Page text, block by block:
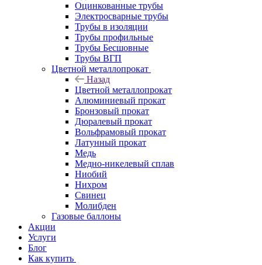
Оцинкованные трубы
Электросварные трубы
Трубы в изоляции
Трубы профильные
Трубы Бесшовные
Трубы ВГП
Цветной металлопрокат
Назад
Цветной металлопрокат
Алюминиевый прокат
Бронзовый прокат
Дюралевый прокат
Вольфрамовый прокат
Латунный прокат
Медь
Медно-никелевый сплав
Ниобий
Нихром
Свинец
Молибден
Газовые баллоны
Акции
Услуги
Блог
Как купить